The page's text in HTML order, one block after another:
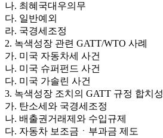
나. 최혜국대우의무
다. 일반예외
라. 국경세조정
2. 녹색성장 관련 GATT/WTO 사례
가. 미국 자동차세 사건
나. 미국 슈퍼펀드 사건
다. 미국 가솔린 사건
3. 녹색성장 조치의 GATT 규정 합치성
가. 탄소세와 국경세조정
나. 배출권거래제와 수입규제
다. 자동차 보조금ㆍ부과금 제도